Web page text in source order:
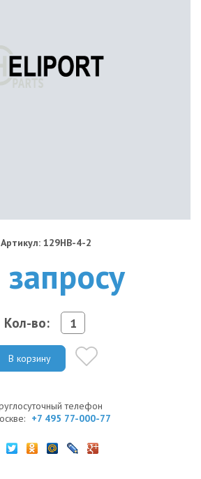
Артикул: 129HB-4-2
Кол-во:
В корзину
телефон
+7 495 77-000-77